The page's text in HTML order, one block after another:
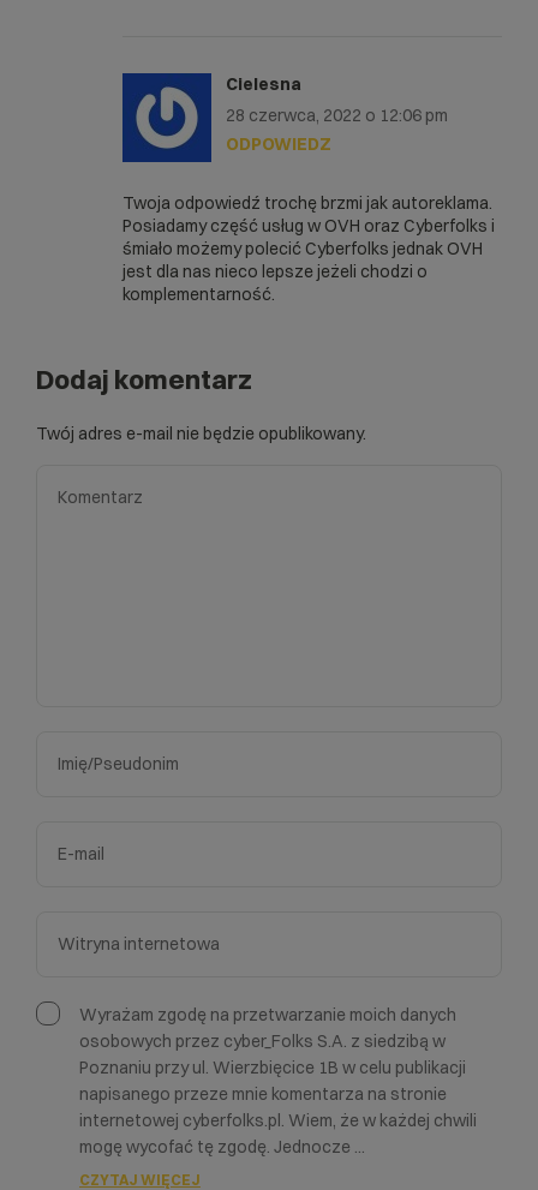
Cielesna
28 czerwca, 2022 o 12:06 pm
Twoja odpowiedź trochę brzmi jak autoreklama.
Posiadamy część usług w OVH oraz Cyberfolks i
śmiało możemy polecić Cyberfolks jednak OVH
jest dla nas nieco lepsze jeżeli chodzi o
komplementarność.
ODPOWIEDZ
Dodaj komentarz
Twój adres e-mail nie będzie opublikowany.
Wyrażam zgodę na przetwarzanie moich danych
osobowych przez cyber_Folks S.A. z siedzibą w
Poznaniu przy ul. Wierzbięcice 1B w celu publikacji
napisanego przeze mnie komentarza na stronie
internetowej cyberfolks.pl. Wiem, że w każdej chwili
mogę wycofać tę zgodę. Jednocze ...
CZYTAJ WIĘCEJ